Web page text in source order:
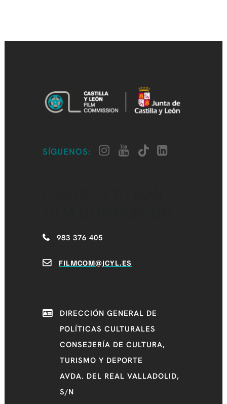
SÍGUENOS:
983 376 405
FILMCOM@JCYL.ES
DIRECCIÓN GENERAL DE
POLÍTICAS CULTURALES
CONSEJERÍA DE CULTURA,
TURISMO Y DEPORTE
AVDA. DEL REAL VALLADOLID,
S/N